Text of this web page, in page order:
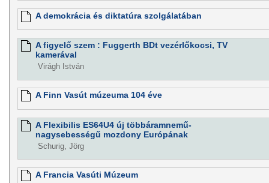
A demokrácia és diktatúra szolgálatában
A figyelő szem : Fuggerth BDt vezérlőkocsi, TV
kamerával
Virágh István
A Finn Vasút múzeuma 104 éve
A Flexibilis ES64U4 új többáramnemű-
nagysebességű mozdony Európának
Schurig, Jörg
A Francia Vasúti Múzeum